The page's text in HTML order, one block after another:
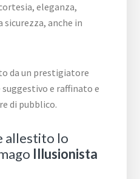
eleganza,
sicurezza, anche in
da un prestigiatore
e raffinato e
di pubblico.
allestito lo
Illusionista